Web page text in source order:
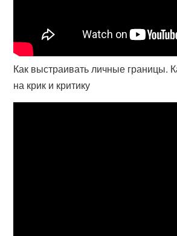
Как выстраивать личные границы.
на крик и критику